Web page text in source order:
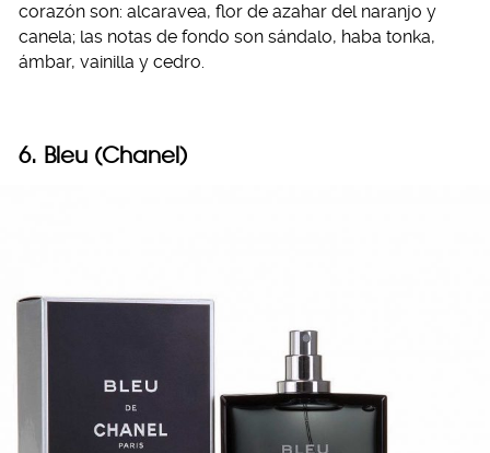
corazón son: alcaravea, flor de azahar del naranjo y
canela; las notas de fondo son sándalo, haba tonka,
ámbar, vainilla y cedro.
6. Bleu (Chanel)